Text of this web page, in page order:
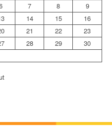
7 8
9
14 15
16
21 22
23
28 29
30